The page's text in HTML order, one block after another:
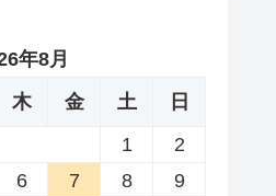
年8月
木 金 土
日
1
2
6 7 8
9